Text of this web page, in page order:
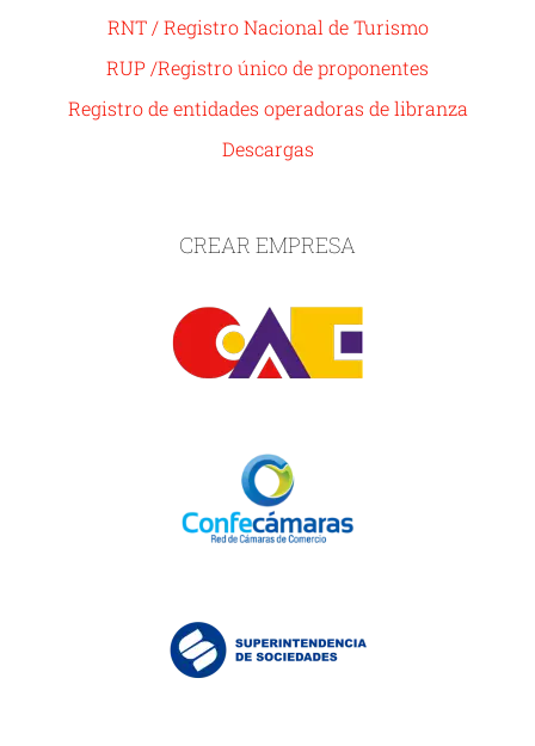
RNT / Registro Nacional de Turismo
RUP /Registro único de proponentes
Registro de entidades operadoras de libranza
Descargas
CREAR EMPRESA